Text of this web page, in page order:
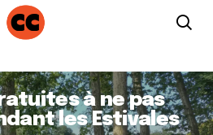
à ne pas
les Estivales